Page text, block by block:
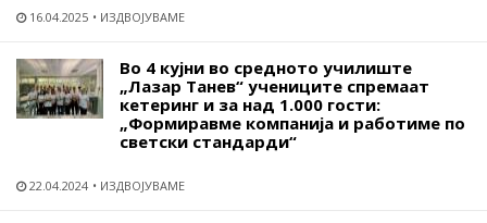
16.04.2025 ИЗДВОЈУВАМЕ
Во 4 кујни во средното училиште
„Лазар Танев“ учениците спремаат
кетеринг и за над 1.000 гости:
„Формиравме компанија и работиме по
светски стандарди“
22.04.2024 ИЗДВОЈУВАМЕ